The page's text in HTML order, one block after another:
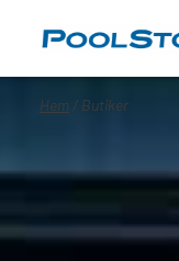
Hem / Butiker